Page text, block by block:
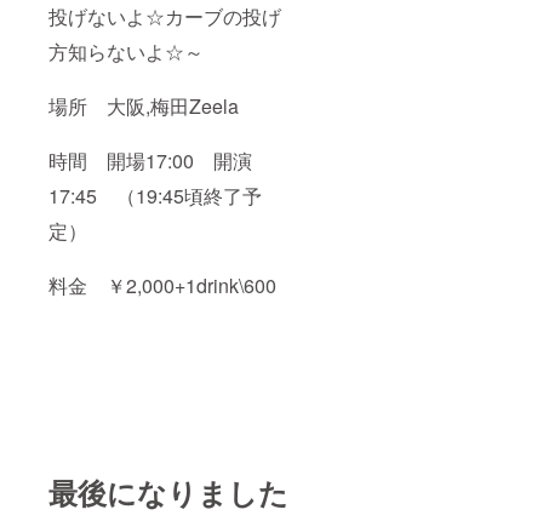
投げないよ☆カーブの投げ
方知らないよ☆～
場所 大阪,梅田Zeela
時間 開場17:00 開演
17:45 （19:45頃終了予
定）
料金 ￥2,000+1drink\600
最後になりました